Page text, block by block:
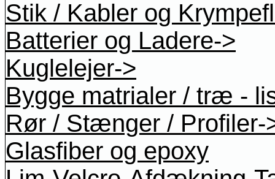
Stik / Kabler og
Batterier og Ladere->
Kuglelejer->
Bygge matrialer / træ -
Rør / Stænger / Profiler-
Glasfiber og epoxy